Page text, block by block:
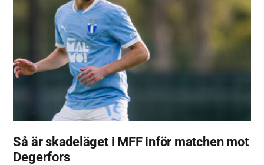
Så är skadeläget i MFF inför matchen mot
Degerfors